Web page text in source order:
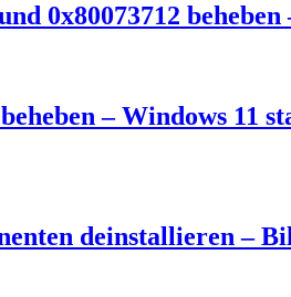
0x80073712
– Windows 11
deinstallieren –